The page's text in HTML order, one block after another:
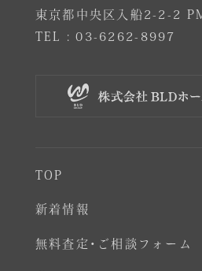
東京都中央区入船2-2-2
TEL :03-6262-8997
TOP
新着情報
無料査定･ご相談フォーム